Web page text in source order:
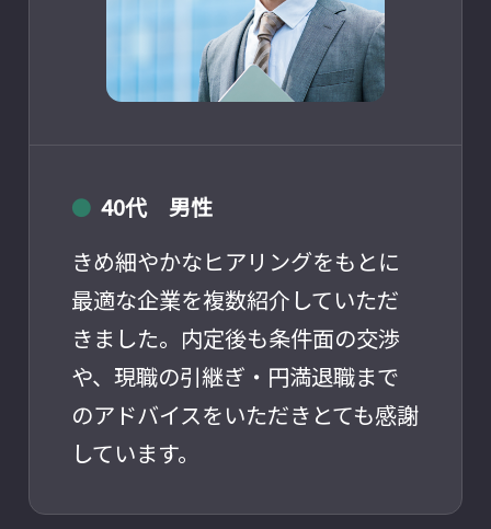
● 40代 男性
きめ細やかなヒアリングをもとに
最適な企業を複数紹介していただ
きました。内定後も条件面の交渉
や、現職の引継ぎ・円満退職まで
のアドバイスをいただきとても感謝
しています。